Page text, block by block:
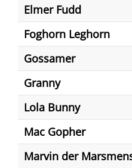
Elmer Fudd
Foghorn Leghorn
Gossamer
Granny
Lola Bunny
Mac Gopher
Marvin der